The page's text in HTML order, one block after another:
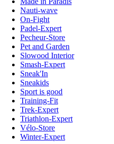
Nauti-wave
On-Fight
Padel-Expert
Pecheur-Store
Pet and Garden
Slowood Interior
Smash-Expert
Sneak'In
Sneakids
Sport is good
Training-Fit
Trek-Expert
Triathlon-Expert
Vélo-Store
Winter-Expert